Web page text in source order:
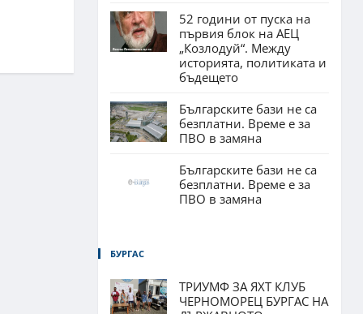
52 години от пуска на
първия блок на АЕЦ
„Козлодуй“. Между
историята, политиката и
бъдещето
Българските бази не са
безплатни. Време е за
ПВО в замяна
Българските бази не са
безплатни. Време е за
ПВО в замяна
БУРГАС
ТРИУМФ ЗА ЯХТ КЛУБ
ЧЕРНОМОРЕЦ БУРГАС НА